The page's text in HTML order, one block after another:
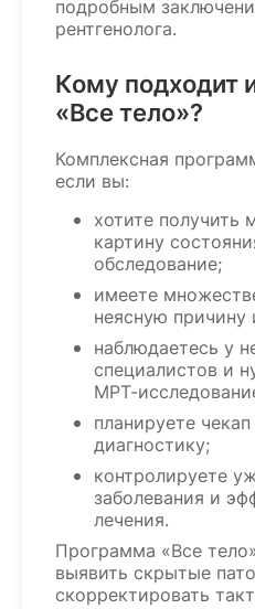
подробным
рентгенолога.
Кому подходит
«Все тело»?
Комплексная
если вы:
хотите получить
картину
обследование;
имеете
неясную причину
наблюдаетесь у
специалистов и
МРТ-
планируете
диагностику;
контролируете
заболевания и
лечения.
Программа «Все
выявить скрытые
скорректировать